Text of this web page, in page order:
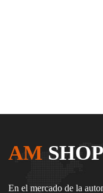
AM SHOP
En el mercado de la